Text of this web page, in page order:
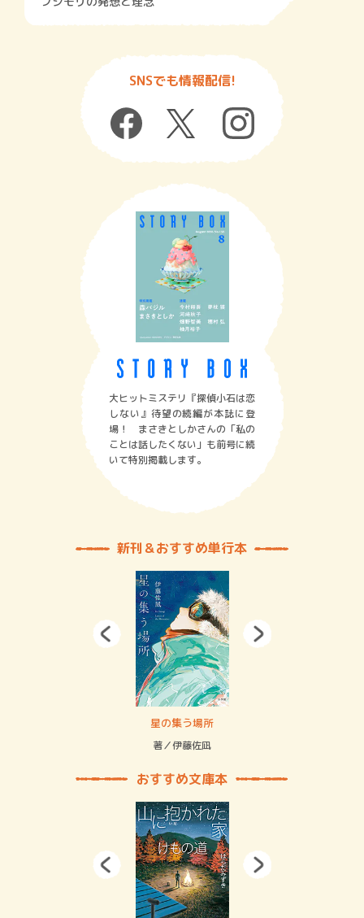
SNSでも情報配信!
大ヒットミステリ『探偵小石は恋
しない』待望の続編が本誌に登
場！ まさきとしかさんの「私の
ことは話したくない」も前号に続
いて特別掲載します。
新刊＆おすすめ単行本
星の集う場所
著／伊藤佐凪
おすすめ文庫本